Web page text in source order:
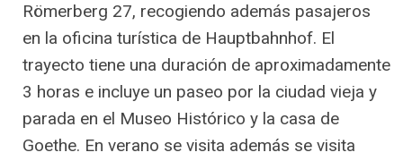
Römerberg 27, recogiendo además pasajeros
en la oficina turística de Hauptbahnhof. El
trayecto tiene una duración de aproximadamente
3 horas e incluye un paseo por la ciudad vieja y
parada en el Museo Histórico y la casa de
Goethe. En verano se visita además se visita